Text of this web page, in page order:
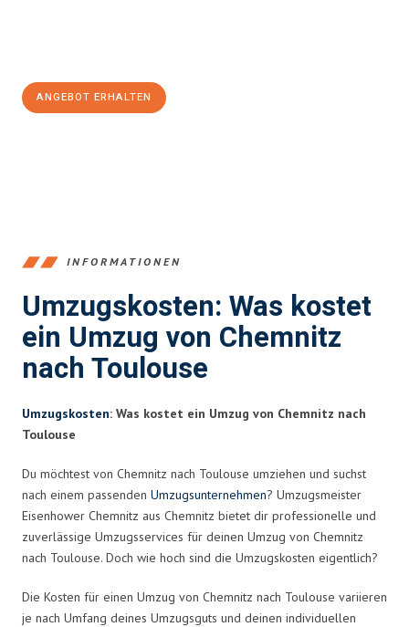
ANGEBOT ERHALTEN
INFORMATIONEN
Umzugskosten: Was kostet
ein Umzug von Chemnitz
nach Toulouse
Umzugskosten: Was kostet ein Umzug von Chemnitz nach
Toulouse
Du möchtest von Chemnitz nach Toulouse umziehen und suchst
nach einem passenden Umzugsunternehmen? Umzugsmeister
Eisenhower Chemnitz aus Chemnitz bietet dir professionelle und
zuverlässige Umzugsservices für deinen Umzug von Chemnitz
nach Toulouse. Doch wie hoch sind die Umzugskosten eigentlich?
Die Kosten für einen Umzug von Chemnitz nach Toulouse variieren
je nach Umfang deines Umzugsguts und deinen individuellen